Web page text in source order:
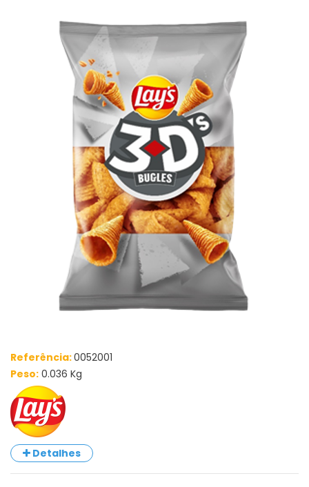
Referência:0052001
Peso: 0.036 Kg
Detalhes